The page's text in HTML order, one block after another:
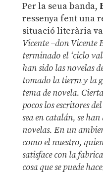
Per la seua banda,
ressenya fent una
situació literària
Vicente –don Vicente
terminado el ‘ciclo
han sido las novelas
tomado la tierra y la
tema de novela.
pocos los escritores
sea en catalán, se
novelas. En un
como el nuestro,
satisface con la
cosa que se puede